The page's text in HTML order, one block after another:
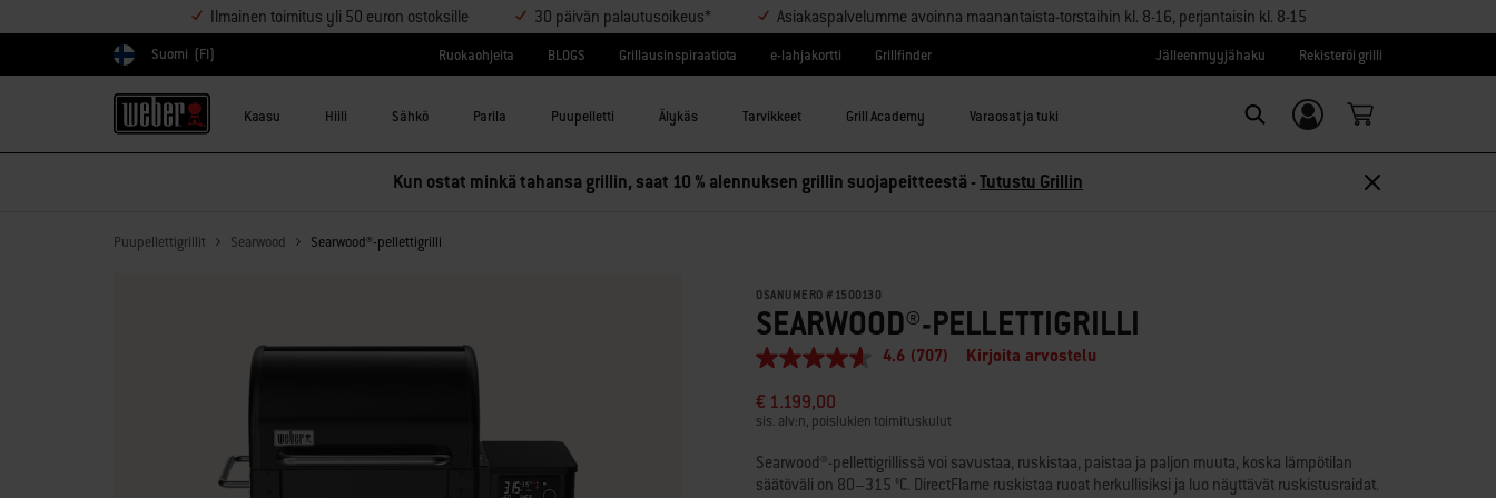
Ilmainen toimitus yli 50 euron ostoksille 30 päivän palautusoikeus* Asiakaspalvelumme avoinna maanantaista-torstaihin kl. 8-16, perjantaisin kl. 8-15
Valitse maa
Suomi (FI) Ruokaohjeita BLOGS Grillausinspiraatiota e-lahjakortti Grillfinder Jälleenmyyjähaku Rekisteröi grilli
Kaasu Hiili Sähkö Parila Puupelletti Älykäs Tarvikkeet Grill Academy Varaosat ja tuki
Kirjaudu sisään/
Rekisteröidy
Kun ostat minkä tahansa grillin, saat 10 % alennuksen grillin suojapeitteestä -Tutustu Grillin
Puupellettigrillit Searwood Searwood®-pellettigrilli
OSANUMERO # 1500130
SEARWOOD®-PELLETTIGRILLI
4.6
5
tähteä,
keskimääräinen
arvosana.
Read
707
4.6 (707) Kirjoita arvostelu
€ 1.199,00
sis. alv:n, poislukien toimituskulut
Searwood®-pellettigrillissä voi savustaa, ruskistaa, paistaa ja paljon muuta, koska lämpötilan
säätöväli on 80–315 °C. DirectFlame ruskistaa ruoat herkullisiksi ja luo näyttävät ruskistusraidat.